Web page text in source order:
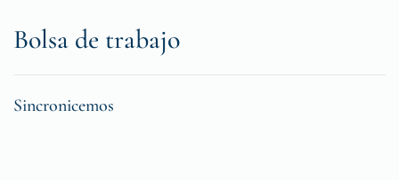
Bolsa de trabajo
Sincronicemos